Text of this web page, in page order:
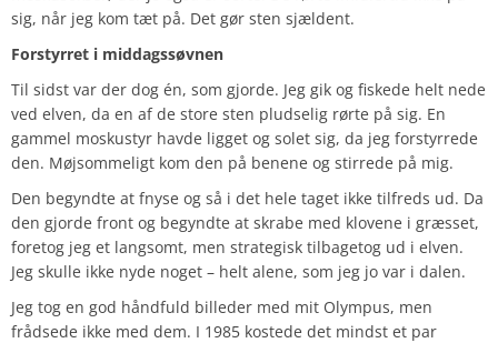
sig, når jeg kom tæt på. Det gør sten sjældent.
Forstyrret i middagssøvnen
Til sidst var der dog én, som gjorde. Jeg gik og fiskede helt nede
ved elven, da en af de store sten pludselig rørte på sig. En
gammel moskustyr havde ligget og solet sig, da jeg forstyrrede
den. Møjsommeligt kom den på benene og stirrede på mig.
Den begyndte at fnyse og så i det hele taget ikke tilfreds ud. Da
den gjorde front og begyndte at skrabe med klovene i græsset,
foretog jeg et langsomt, men strategisk tilbagetog ud i elven.
Jeg skulle ikke nyde noget – helt alene, som jeg jo var i dalen.
Jeg tog en god håndfuld billeder med mit Olympus, men
frådsede ikke med dem. I 1985 kostede det mindst et par